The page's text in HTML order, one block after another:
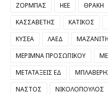
ΖΟΡΜΠΑΣ
ΗΕΕ ΘΡΑΚΗ
ΚΑΣΣΑΒΕΤΗΣ
ΚΑΤΙΚΟΣ
ΚΥΣΕΑ
ΛΑΕΔ
ΜΕΡΙΜΝΑ ΠΡΟΣΩΠΙΚΟΥ
ΜΕΤΑΤΑΞΕΙΣ ΕΔ
ΝΑΣΤΟΣ
ΝΙΚΟΛΟΠΟΥΛΟΣ